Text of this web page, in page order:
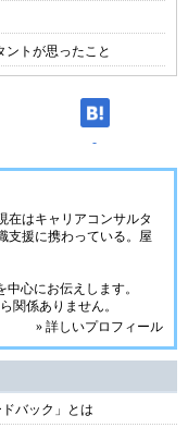
ントが思ったこと
-
在はキャリアコンサルタ
支援に携わっている。屋
心にお伝えします。
関係ありません。
» 詳しいプロフィール
バック」とは